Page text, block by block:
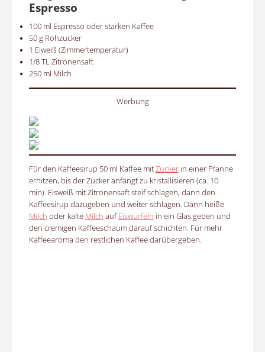
Espresso
100 ml Espresso oder starken Kaffee
50 g Rohzucker
1 Eiweiß (Zimmertemperatur)
1/8 TL Zitronensaft
250 ml Milch
Werbung
Für den Kaffeesirup 50 ml Kaffee mitZuckerin einer Pfanne
erhitzen, bis der Zucker anfängt zu kristallisieren (ca. 10
min). Eisweiß mit Zitronensaft steif schlagen, dann den
Kaffeesirup dazugeben und weiter schlagen. Dann heiße
Milch oder kalte Milch aufEiswürfeln in ein Glas geben und
den cremigen Kaffeeschaum darauf schichten. Für mehr
Kaffeearoma den restlichen Kaffee darübergeben.